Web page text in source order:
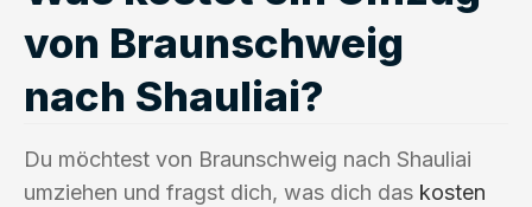
von Braunschweig
nach Shauliai?
Du möchtest von Braunschweig nach Shauliai
umziehen und fragst dich, was dich das kosten